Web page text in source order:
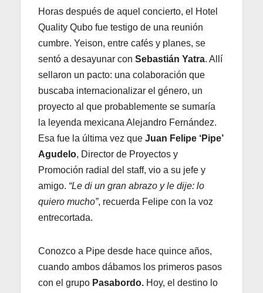
Horas después de aquel concierto, el Hotel
Quality Qubo fue testigo de una reunión
cumbre. Yeison, entre cafés y planes, se
sentó a desayunar con Sebastián Yatra. Allí
sellaron un pacto: una colaboración que
buscaba internacionalizar el género, un
proyecto al que probablemente se sumaría
la leyenda mexicana Alejandro Fernández.
Esa fue la última vez que Juan Felipe ‘Pipe’
Agudelo, Director de Proyectos y
Promoción radial del staff, vio a su jefe y
amigo. “Le di un gran abrazo y le dije: lo
quiero mucho”, recuerda Felipe con la voz
entrecortada.
Conozco a Pipe desde hace quince años,
cuando ambos dábamos los primeros pasos
con el grupo Pasabordo. Hoy, el destino lo